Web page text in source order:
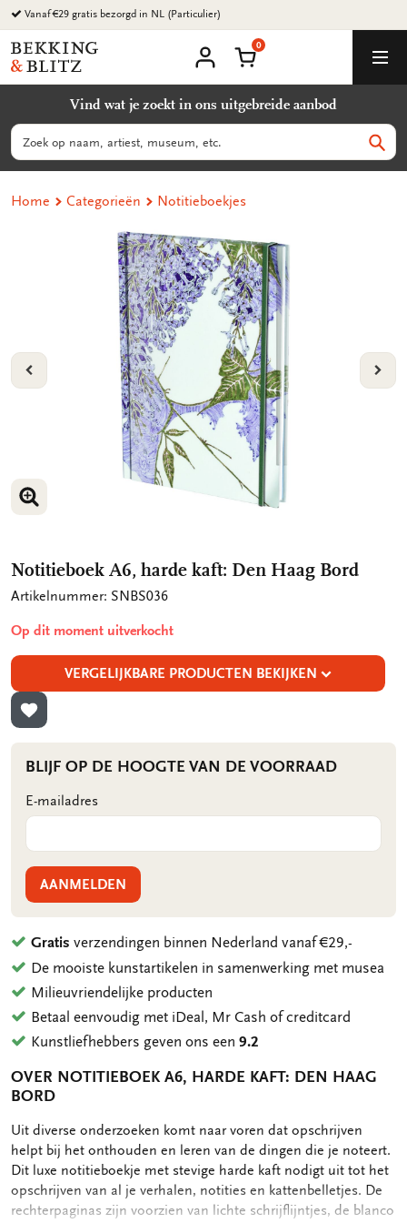
Ga
naar
content
Bekking
&
B.V.
account
Winkelmand
0
Vind wat je zoekt in ons uitgebreide aanbod
Zoeken
Home Categorieën Notitieboekjes
VORIGE
VERGROOT AFBEELDING
VERGROOT AFBEELDING
Notitieboek A6, harde kaft: Den Haag Bord
Artikelnummer: SNBS036
Op dit moment uitverkocht
VERGELIJKBARE PRODUCTEN BEKIJKEN
TOEVOEGEN AAN VERLANGLIJST
BLIJF OP DE HOOGTE VAN DE VOORRAAD
E-mailadres
AANMELDEN
Gratis verzendingen binnen Nederland vanaf €29,-
De mooiste kunstartikelen in samenwerking met musea
Milieuvriendelijke producten
Betaal eenvoudig met iDeal, Mr Cash of creditcard
Kunstliefhebbers geven ons een9.2
OVER NOTITIEBOEK A6, HARDE KAFT: DEN HAAG
BORD
OMSCHRIJVING
Uit diverse onderzoeken komt naar voren dat opschrijven
helpt bij het onthouden en leren van de dingen die je noteert.
Dit luxe notitieboekje met stevige harde kaft nodigt uit tot het
opschrijven van al je verhalen, notities en kattenbelletjes. De
rechterpaginas zijn voorzien van lichte schrijflijntjes, de blanco